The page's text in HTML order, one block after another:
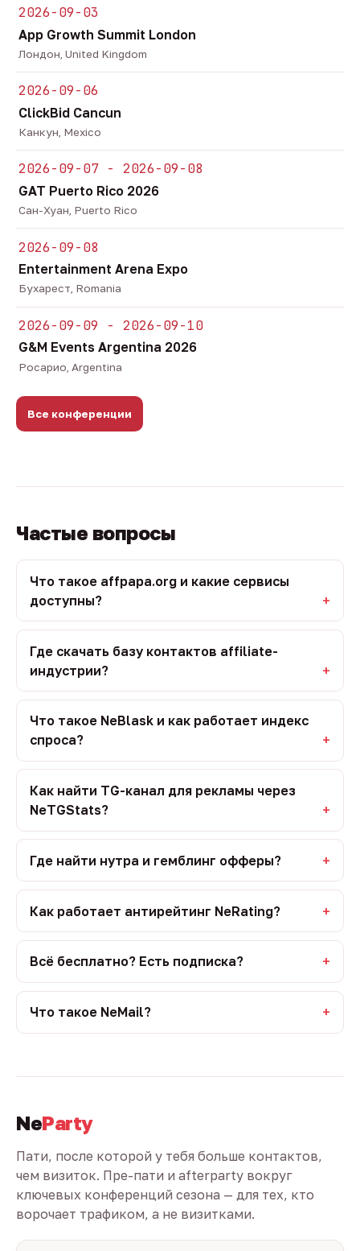
2026-09-03
App Growth Summit London
Лондон, United Kingdom
2026-09-06
ClickBid Cancun
Канкун, Mexico
2026-09-07 - 2026-09-08
GAT Puerto Rico 2026
Сан-Хуан, Puerto Rico
2026-09-08
Entertainment Arena Expo
Бухарест, Romania
2026-09-09 - 2026-09-10
G&M Events Argentina 2026
Росарио, Argentina
Все конференции
Частые вопросы
Что такое affpapa.org и какие сервисы
доступны?
Где скачать базу контактов affiliate-
индустрии?
Что такое NeBlask и как работает индекс
спроса?
Как найти TG-канал для рекламы через
NeTGStats?
Где найти нутра и гемблинг офферы?
Как работает антирейтинг NeRating?
Всё бесплатно? Есть подписка?
Что такое NeMail?
NeParty
Пати, после которой у тебя больше контактов,
чем визиток. Пре-пати и afterparty вокруг
ключевых конференций сезона — для тех, кто
ворочает трафиком, а не визитками.